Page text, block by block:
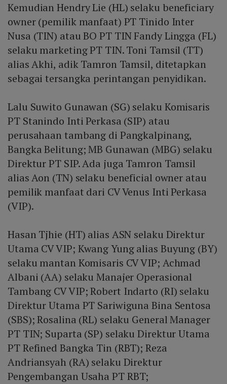
Kemudian Hendry Lie (HL) selaku beneficiary
owner (pemilik manfaat) PT Tinido Inter
Nusa (TIN) atau BO PT TIN Fandy Lingga (FL)
selaku marketing PT TIN. Toni Tamsil (TT)
alias Akhi, adik Tamron Tamsil, ditetapkan
sebagai tersangka perintangan penyidikan.
Lalu Suwito Gunawan (SG) selaku Komisaris
PT Stanindo Inti Perkasa (SIP) atau
perusahaan tambang di Pangkalpinang,
Bangka Belitung; MB Gunawan (MBG) selaku
Direktur PT SIP. Ada juga Tamron Tamsil
alias Aon (TN) selaku beneficial owner atau
pemilik manfaat dari CV Venus Inti Perkasa
(VIP).
Hasan Tjhie (HT) alias ASN selaku Direktur
Utama CV VIP; Kwang Yung alias Buyung (BY)
selaku mantan Komisaris CV VIP; Achmad
Albani (AA) selaku Manajer Operasional
Tambang CV VIP; Robert Indarto (RI) selaku
Direktur Utama PT Sariwiguna Bina Sentosa
(SBS); Rosalina (RL) selaku General Manager
PT TIN; Suparta (SP) selaku Direktur Utama
PT Refined Bangka Tin (RBT); Reza
Andriansyah (RA) selaku Direktur
Pengembangan Usaha PT RBT;